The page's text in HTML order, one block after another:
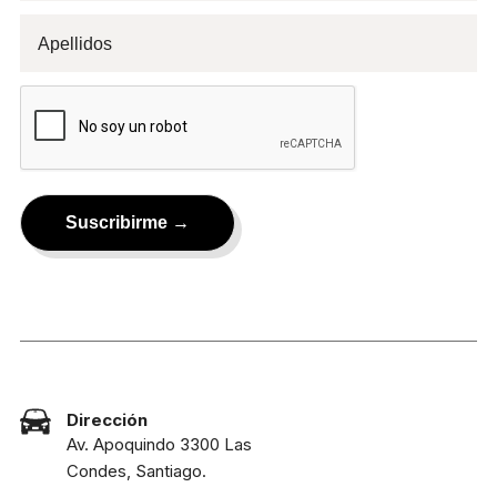
Dirección
Av. Apoquindo 3300 Las
Condes, Santiago.